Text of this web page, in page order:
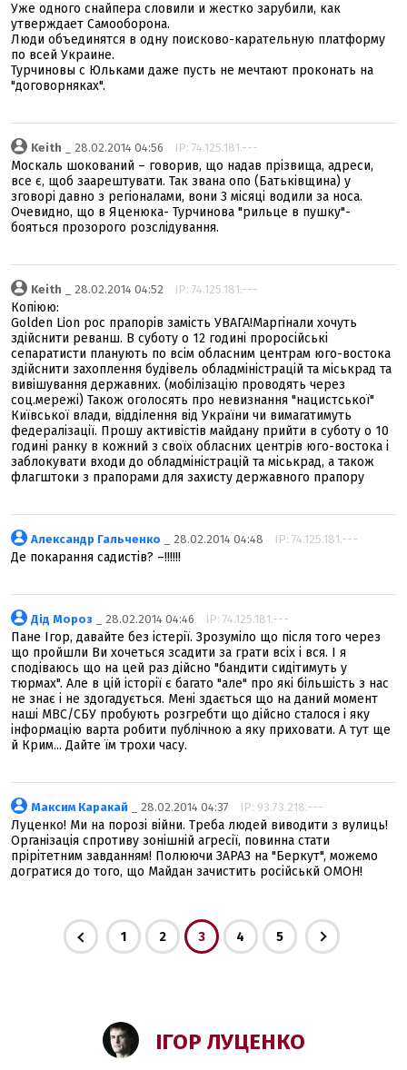
Уже одного снайпера словили и жестко зарубили, как
утверждает Самооборона.
Люди объединятся в одну поисково-карательную платформу
по всей Украине.
Турчиновы с Юльками даже пусть не мечтают проконать на
"договорняках".
Keith _ 28.02.2014 04:56 IP: 74.125.181.---
Москаль шокований – говорив, що надав прізвища, адреси,
все є, щоб заарештувати. Так звана опо (Батьківщина) у
зговорі давно з регіоналами, вони 3 місяці водили за носа.
Очевидно, що в Яценюка- Турчинова "рильце в пушку"-
бояться прозорого розслідування.
Keith _ 28.02.2014 04:52 IP: 74.125.181.---
Копіюю:
Golden Lion рос прапорів замість УВАГА!Маргінали хочуть
здійснити реванш. В суботу о 12 годині проросійські
сепаратисти планують по всім обласним центрам юго-востока
здійснити захоплення будівель обладміністрацій та міськрад та
вивішування державних. (мобілізацію проводять через
соц.мережі) Також оголосять про невизнання "нацистської"
Київської влади, відділення від України чи вимагатимуть
федералізації. Прошу активістів майдану прийти в суботу о 10
годині ранку в кожний з своїх обласних центрів юго-востока і
заблокувати входи до обладміністрацій та міськрад, а також
флагштоки з прапорами для захисту державного прапору
Александр Гальченко _ 28.02.2014 04:48 IP: 74.125.181.---
Де покарання садистів? –!!!!!!
Дід Мороз _ 28.02.2014 04:46 IP: 74.125.181.---
Пане Ігор, давайте без істерії. Зрозуміло що після того через
що пройшли Ви хочеться зсадити за грати всіх і вся. І я
сподіваюсь що на цей раз дійсно "бандити сидітимуть у
тюрмах". Але в цій історії є багато "але" про які більшість з нас
не знає і не здогадується. Мені здається що на даний момент
наші МВС/СБУ пробують розгребти що дійсно сталося і яку
інформацію варта робити публічною а яку приховати. А тут ще
й Крим... Дайте їм трохи часу.
Максим Каракай _ 28.02.2014 04:37 IP: 93.73.218.---
Луценко! Ми на порозі війни. Треба людей виводити з вулиць!
Організація спротиву зонішній агресії, повинна стати
прірітетним завданням! Полюючи ЗАРАЗ на "Беркут", можемо
догратися до того, що Майдан зачистить російськй ОМОН!
1 2 3 4 5
ІГОР ЛУЦЕНКО